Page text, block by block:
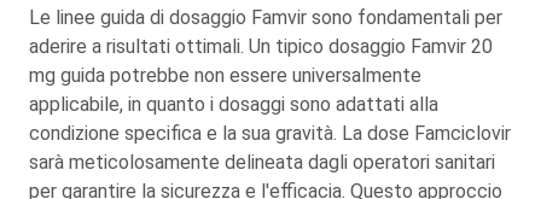
Le linee guida di dosaggio Famvir sono fondamentali per
aderire a risultati ottimali. Un tipico dosaggio Famvir 20
mg guida potrebbe non essere universalmente
applicabile, in quanto i dosaggi sono adattati alla
condizione specifica e la sua gravità. La dose Famciclovir
sarà meticolosamente delineata dagli operatori sanitari
per garantire la sicurezza e l'efficacia. Questo approccio